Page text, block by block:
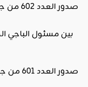
صدور العدد 602 من جريدة التحرير
بين مسئول الباجي
صدور العدد 601 من جريدة التحرير